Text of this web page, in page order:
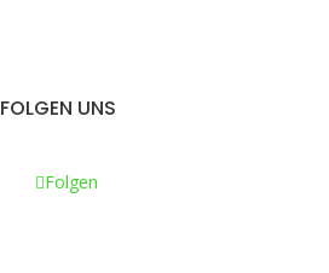
FOLGEN UNS
Folgen